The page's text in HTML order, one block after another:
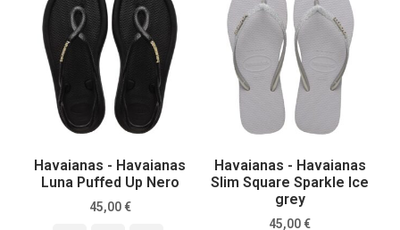
Havaianas - Havaianas
Luna Puffed Up Nero
45,00 €
Havaianas - Havaianas
Slim Square Sparkle Ice
grey
45,00 €